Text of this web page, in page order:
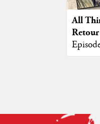
All